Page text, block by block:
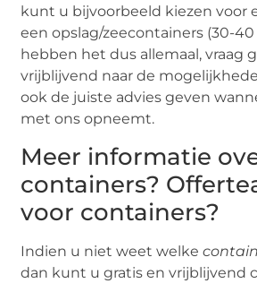
kunt u bijvoorbeeld kiezen voor
een opslag/zeecontainers (30-
hebben het dus allemaal, vraag
vrijblijvend naar de
ook de juiste advies geven
met ons opneemt.
Meer informatie
containers?
voor containers?
Indien u niet weet welke
dan kunt u gratis en vrijblijvend